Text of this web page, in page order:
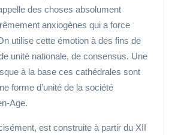
des choses absolument
anxiogènes qui a force
utilise cette émotion à des fins de
unité nationale, de consensus. Une
à la base ces cathédrales sont
forme d’unité de la société
Age.
est construite à partir du XII